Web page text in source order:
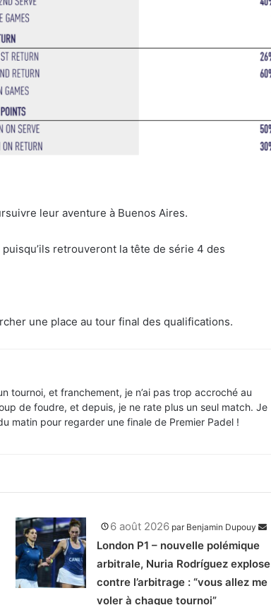
leur aventure à Buenos Aires.
retrouveront la tête de série 4 des
une place au tour final des qualifications.
tournoi, et franchement, je n’ai pas trop accroché au
de foudre, et depuis, je ne rate plus un seul match. Je
matin pour regarder une finale de Premier Padel !
6 août 2026 par Benjamin Dupouy
London P1 – nouvelle polémique
arbitrale, Nuria Rodríguez explose
contre l’arbitrage : “vous allez me
voler à chaque tournoi”